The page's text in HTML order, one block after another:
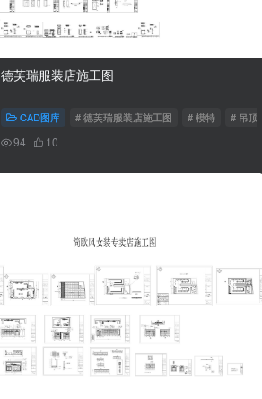
德芙瑞服装店施工图
CAD图库 # 德芙瑞服装店施工图 # 模特 # 吊顶图
94 10